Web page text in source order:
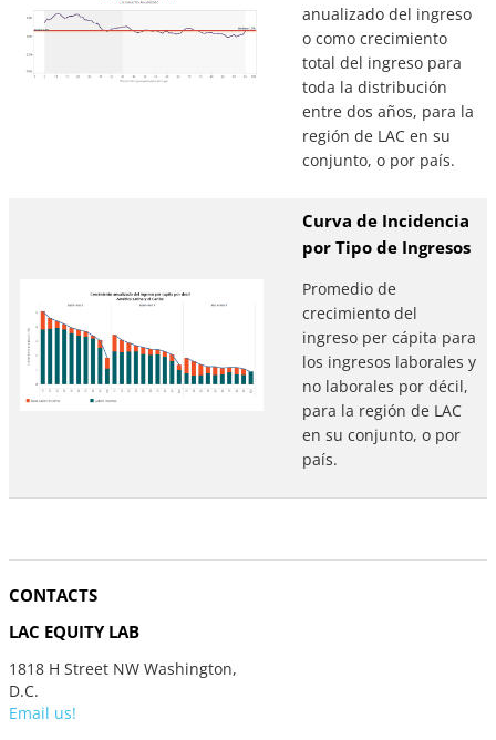
anualizado del ingreso
o como crecimiento
total del ingreso para
toda la distribución
entre dos años, para la
región de LAC en su
conjunto, o por país.
Curva de Incidencia
por Tipo de Ingresos
Promedio de
crecimiento del
ingreso per cápita para
los ingresos laborales y
no laborales por décil,
para la región de LAC
en su conjunto, o por
país.
CONTACTS
LAC EQUITY LAB
1818 H Street NW Washington,
D.C.
Email us!